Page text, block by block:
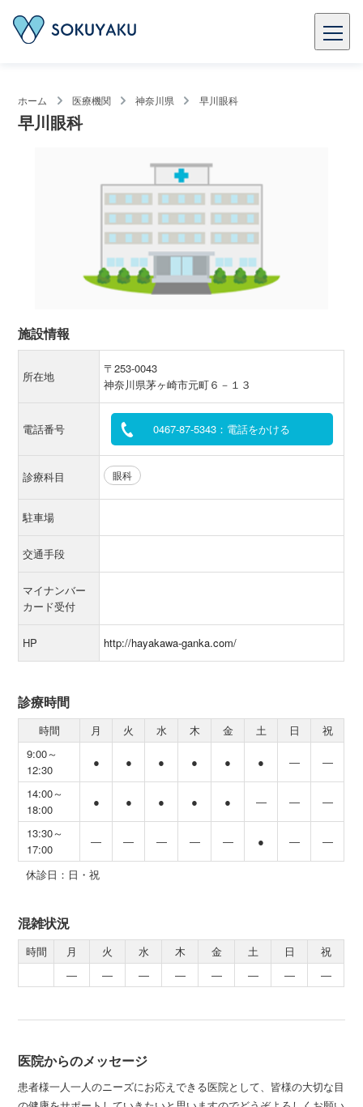
ホーム 医療機関 神奈川県 早川眼科
早川眼科
施設情報
所在地
〒253-0043
神奈川県茅ヶ崎市元町６－１３
電話番号 0467-87-5343：電話をかける
診療科目 眼科
駐車場
交通手段
マイナンバー
カード受付
HP http://hayakawa-ganka.com/
診療時間
時間 月 火 水 木 金 土 日
祝
9:00～
12:30
● ● ● ● ● ● ― ―
14:00～
18:00
● ● ● ● ● ― ― ―
13:30～
17:00
― ― ― ― ― ● ― ―
休診日：日・祝
混雑状況
時間 月 火 水 木 金 土 日
祝
―
― ― ― ― ― ― ―
医院からのメッセージ
患者様一人一人のニーズにお応えできる医院として、皆様の大切な目